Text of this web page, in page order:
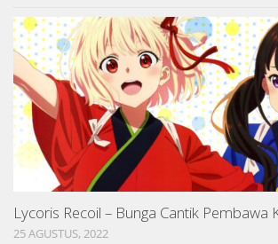
Lycoris Recoil – Bunga Cantik Pembawa
25 AGUSTUS, 2022